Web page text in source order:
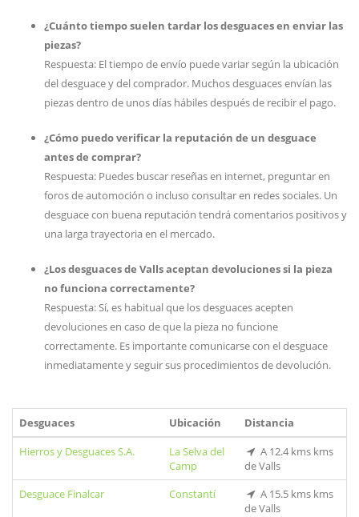
¿Cuánto tiempo suelen tardar los desguaces en enviar las
piezas?
Respuesta: El tiempo de envío puede variar según la ubicación
del desguace y del comprador. Muchos desguaces envían las
piezas dentro de unos días hábiles después de recibir el pago.
¿Cómo puedo verificar la reputación de un desguace
antes de comprar?
Respuesta: Puedes buscar reseñas en internet, preguntar en
foros de automoción o incluso consultar en redes sociales. Un
desguace con buena reputación tendrá comentarios positivos y
una larga trayectoria en el mercado.
¿Los desguaces de Valls aceptan devoluciones si la pieza
no funciona correctamente?
Respuesta: Sí, es habitual que los desguaces acepten
devoluciones en caso de que la pieza no funcione
correctamente. Es importante comunicarse con el desguace
inmediatamente y seguir sus procedimientos de devolución.
Desguaces Ubicación
Distancia
Hierros y Desguaces S.A.
La Selva del
Camp
A 12.4 kms kms
de Valls
Desguace Finalcar
Constantí
A 15.5 kms kms
de Valls